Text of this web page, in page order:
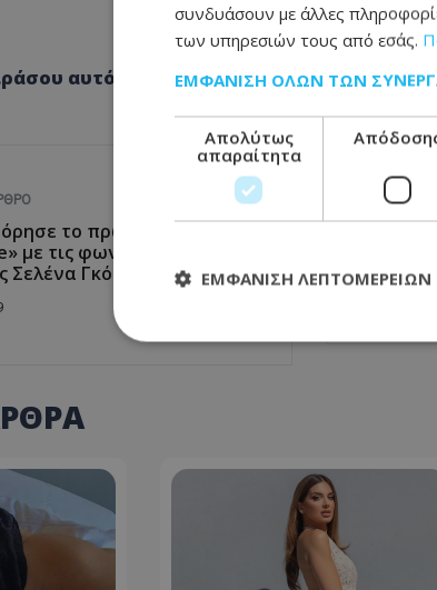
αυτό το άρθρο
το πρώτο τρέιλερ
με τις φωνές του Τιμοτέ
Σελένα Γκόμεζ
συνδυάσουν με άλλες
των υπηρεσιών τους από εσάς.
ΕΜΦΆΝΙΣΗ ΌΛΩΝ ΤΩΝ
Απολύτως
απαραίτητα
ΕΜΦΆΝΙΣΗ ΛΕΠΤΟΜΕΡΕΙΏΝ
Ονοματεπώνυμο